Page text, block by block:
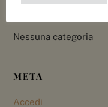
Nessuna categoria
META
Accedi